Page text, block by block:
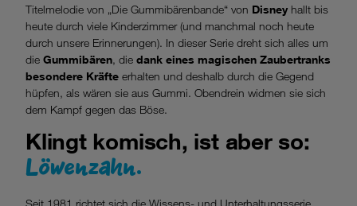
Titelmelodie von „Die Gummibärenbande“ von Disney hallt bis
heute durch viele Kinderzimmer (und manchmal noch heute
durch unsere Erinnerungen). In dieser Serie dreht sich alles um
die Gummibären, die dank eines magischen Zaubertranks
besondere Kräfte erhalten und deshalb durch die Gegend
hüpfen, als wären sie aus Gummi. Obendrein widmen sie sich
dem Kampf gegen das Böse.
Klingt komisch, ist aber so:
Löwenzahn.
Seit 1981 richtet sich die Wissens- und Unterhaltungsserie